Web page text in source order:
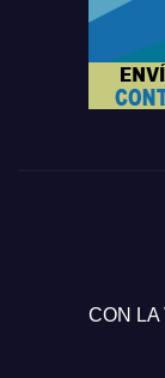
CON LA